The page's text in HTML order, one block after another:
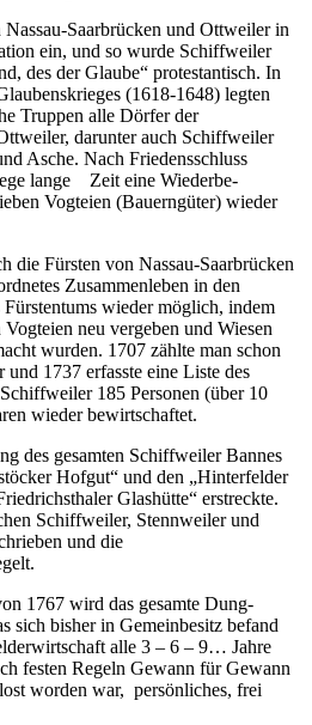
Saarbrücken und Ottweiler in
ein, und so wurde Schiffweiler
des der Glaube“ protestantisch. In
(1618-1648) legten
Truppen alle Dörfer der
darunter auch Schiffweiler
Asche. Nach Friedensschluss
lange Zeit eine Wiederbe-
Vogteien (Bauerngüter) wieder
die Fürsten von Nassau-Saarbrücken
Zusammenleben in den
wieder möglich, indem
neu vergeben und Wiesen
wurden. 1707 zählte man schon
1737 erfasste eine Liste des
185 Personen (über 10
wieder bewirtschaftet.
des gesamten Schiffweiler Bannes
Hofgut“ und den „Hinterfelder
Glashütte“ erstreckte.
Schiffweiler, Stennweiler und
und die
1767 wird das gesamte Dung-
sich bisher in Gemeinbesitz befand
alle 3 – 6 – 9… Jahre
festen Regeln Gewann für Gewann
worden war, persönliches, frei